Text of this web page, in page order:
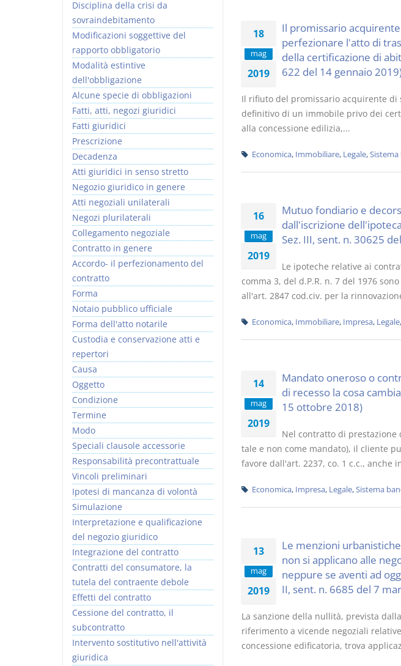
18
mag
2019
Il promissario
perfezionare l'atto di
della certificazione di
622 del 14 gennaio
Il rifiuto del promissario acquirente
definitivo di un immobile privo dei
alla concessione edilizia,...
Economica, Immobiliare, Legale,Sistema
16
mag
2019
Mutuo fondiario e
dall'iscrizione
Sez. III, sent. n. 30625
Le ipoteche relative ai
comma 3, del d.P.R. n. 7 del 1976
all'art. 2847 cod.civ. per la
Economica, Immobiliare, Impresa, Legale,
14
mag
2019
Mandato oneroso o
di recesso la cosa
15 ottobre 2018)
Nel contratto di prestazione
tale e non come mandato), il cliente
favore dall'art. 2237, co. 1 c.c., anche
Economica, Impresa, Legale,Sistema
13
mag
2019
Le menzioni
non si applicano alle
neppure se aventi ad
II, sent. n. 6685 del 7
La sanzione della nullità, prevista
riferimento a vicende negoziali
concessione edificatoria, trova
Disciplina della crisi da
sovraindebitamento
Modificazioni soggettive del
rapporto obbligatorio
Modalità estintive
dell'obbligazione
Alcune specie di obbligazioni
Fatti, atti, negozi giuridici
Fatti giuridici
Prescrizione
Decadenza
Atti giuridici in senso stretto
Negozio giuridico in genere
Atti negoziali unilaterali
Negozi plurilaterali
Collegamento negoziale
Contratto in genere
Accordo- il perfezionamento del
contratto
Forma
Notaio pubblico ufficiale
Forma dell'atto notarile
Custodia e conservazione atti e
repertori
Causa
Oggetto
Condizione
Termine
Modo
Speciali clausole accessorie
Responsabilità precontrattuale
Vincoli preliminari
Ipotesi di mancanza di volontà
Simulazione
Interpretazione e qualificazione
del negozio giuridico
Integrazione del contratto
Contratti del consumatore, la
tutela del contraente debole
Effetti del contratto
Cessione del contratto, il
subcontratto
Intervento sostitutivo nell'attività
giuridica